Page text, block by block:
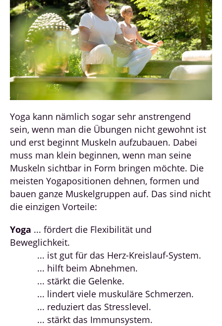
Yoga kann nämlich sogar sehr anstrengend
sein, wenn man die Übungen nicht gewohnt ist
und erst beginnt Muskeln aufzubauen. Dabei
muss man klein beginnen, wenn man seine
Muskeln sichtbar in Form bringen möchte. Die
meisten Yogapositionen dehnen, formen und
bauen ganze Muskelgruppen auf. Das sind nicht
die einzigen Vorteile:
Yoga ... fördert die Flexibilität und
Beweglichkeit.
... ist gut für das Herz-Kreislauf-System.
... hilft beim Abnehmen.
... stärkt die Gelenke.
... lindert viele muskuläre Schmerzen.
... reduziert das Stresslevel.
... stärkt das Immunsystem.